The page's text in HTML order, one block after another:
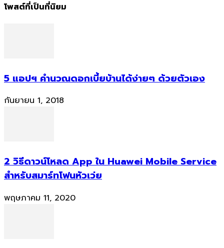
โพสต์ที่เป็นที่นิยม
5 แอปฯ คำนวณดอกเบี้ยบ้านได้ง่ายๆ ด้วยตัวเอง
กันยายน 1, 2018
2 วิธีดาวน์โหลด App ใน Huawei Mobile Service
สำหรับสมาร์ทโฟนหัวเว่ย
พฤษภาคม 11, 2020